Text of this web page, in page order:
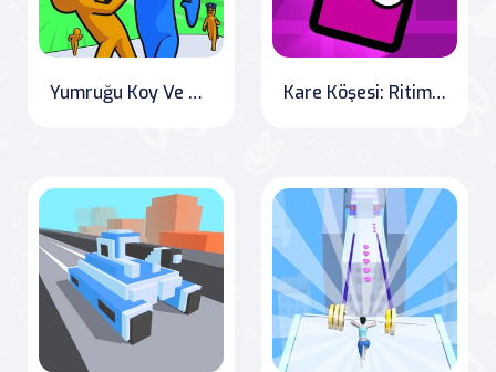
Yumruğu Koy Ve Kaç Kare Köşesi: Ritim Tabanlı Macera